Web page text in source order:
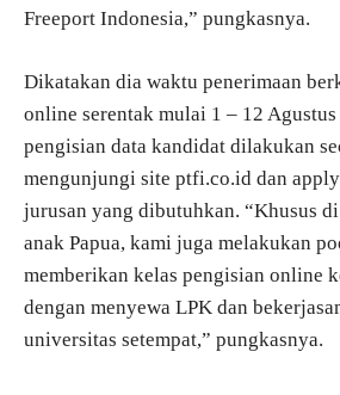
Freeport Indonesia,” pungkasnya.
Dikatakan dia waktu penerimaan
online serentak mulai 1 – 12
pengisian data kandidat dilakukan
mengunjungi site ptfi.co.id dan apply
jurusan yang dibutuhkan. “Khusus
anak Papua, kami juga melakukan
memberikan kelas pengisian online
dengan menyewa LPK dan
universitas setempat,” pungkasnya.